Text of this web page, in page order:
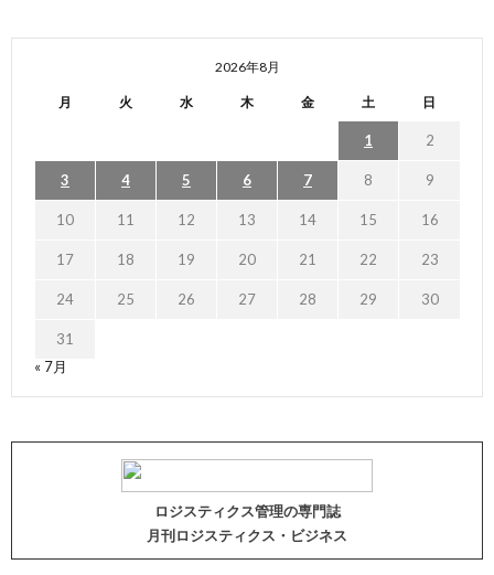
2026年8月
月 火 水 木 金 土 日
1 2
3 4 5 6 7 8 9
10 11 12 13 14 15 16
17 18 19 20 21 22 23
24 25 26 27 28 29 30
31
« 7月
ロジスティクス管理の専門誌
月刊ロジスティクス・ビジネス